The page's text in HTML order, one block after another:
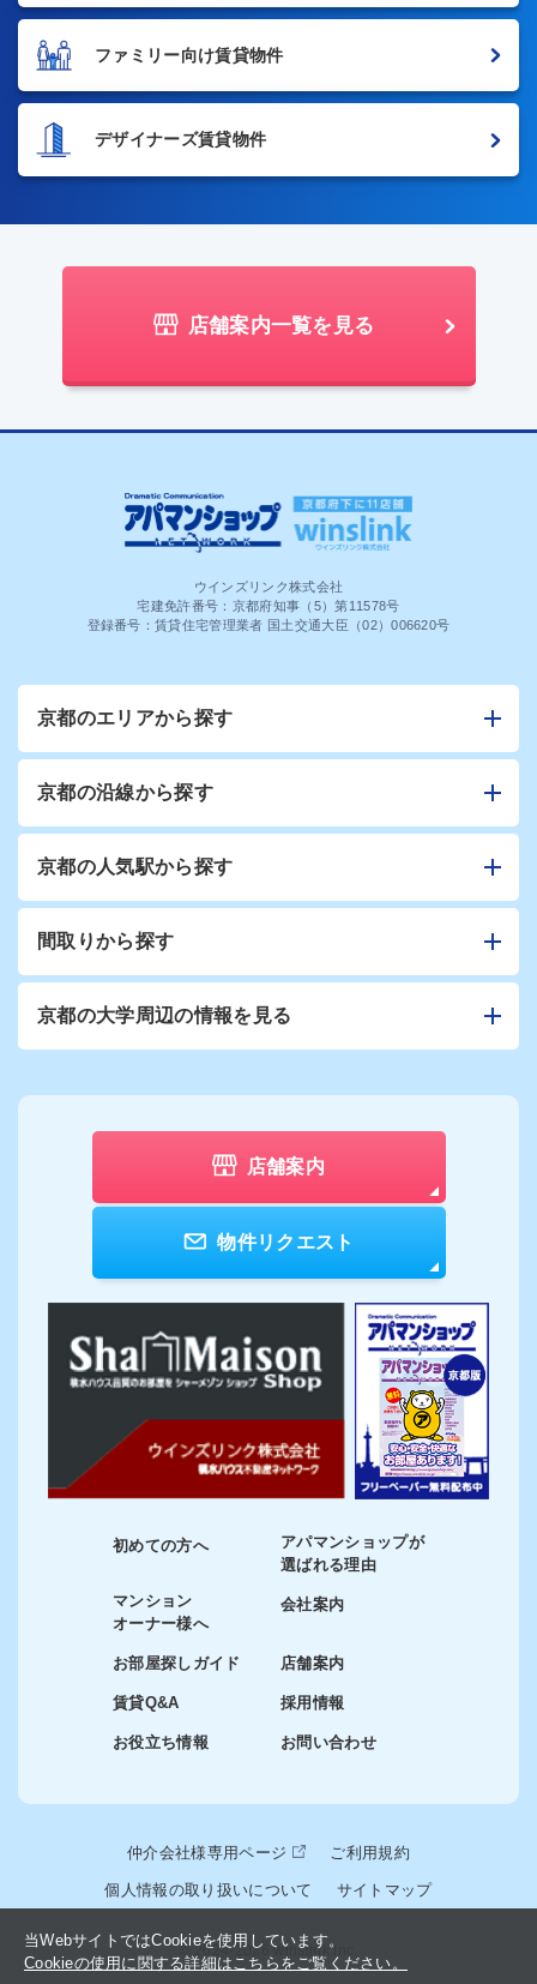
ファミリー向け賃貸物件
デザイナーズ賃貸物件
店舗案内一覧を見る
ウインズリンク株式会社
宅建免許番号：京都府知事（5）第11578号
登録番号：賃貸住宅管理業者 国土交通大臣（02）006620号
京都のエリアから探す
京都の沿線から探す
京都の人気駅から探す
間取りから探す
京都の大学周辺の情報を見る
店舗案内
物件リクエスト
初めての方へ
マンション
オーナー様へ
お部屋探しガイド
賃貸Q&A
お役立ち情報
アパマンショップが
選ばれる理由
会社案内
店舗案内
採用情報
お問い合わせ
仲介会社様専用ページ ご利用規約
個人情報の取り扱いについて サイトマップ
© 2024-2026 winslink Inc.
当WebサイトではCookieを使用しています。
Cookieの使用に関する詳細はこちらをご覧ください。